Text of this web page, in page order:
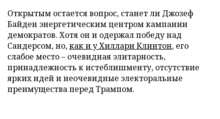
Открытым остается вопрос, станет ли Джозеф
Байден энергетическим центром кампании
демократов. Хотя он и одержал победу над
Сандерсом, но,как и у Хиллари Клинтон, его
слабое место – очевидная элитарность,
принадлежность к истеблишменту, отсутствие
ярких идей и неочевидные электоральные
преимущества перед Трампом.